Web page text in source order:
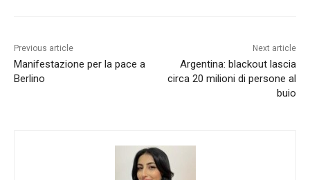
Previous article
Manifestazione per la pace a
Berlino
Next article
Argentina: blackout lascia
circa 20 milioni di persone al
buio